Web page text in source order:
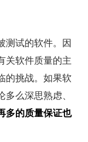
测试的软件。因
关软件质量的主
的挑战。如果软
么深思熟虑、
多的质量保证也